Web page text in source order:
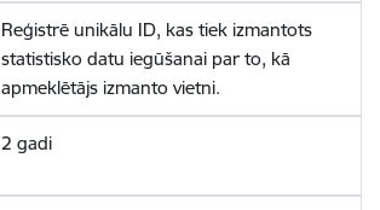
Reģistrē unikālu ID, kas tiek izmantots
statistisko datu iegūšanai par to, kā
apmeklētājs izmanto vietni.
2 gadi